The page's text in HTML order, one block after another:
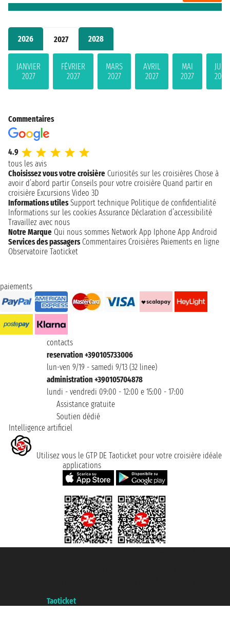
2026 2027 2028
JANVIER
2027
FÉVRIER
2027
MARS
2027
AVRIL
2027
MAI
2027
JUIN
2027
Commentaires
4.9
tous les avis
Choisissez vous votre croisière Curiosités sur les croisières Chose à
avoir d’abord partir Conseils pour votre croisière Quand partir en
croisière Excursions Video 3D
Informations utiles Support technique Politique de confidentialité
Informations sur les cookies Assurance Déclaration d’accessibilité
Travaillez avec nous
Notre Marque Qui nous sommes Network App Iphone App Android
Services des passagers Commentaires Croisières Paiements en ligne
Observatoire Taoticket
paiements
contacts
reservation +390105733006
lun-ven 9/19 - samedi 9/13 (32 linee)
administration +390105704878
lundi - vendredi 09:00 - 12:00 e 15:00 - 17:00
Assistance gratuite
Soutien dédié
Intelligence artificiel
Utilisez vous le GTP DE Taoticket pour votre croisière idéale
applications
Taoticket